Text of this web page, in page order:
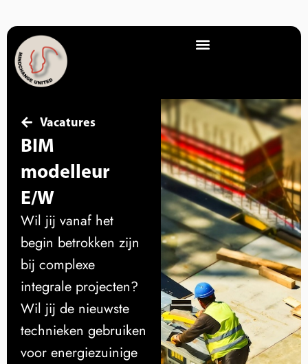
Vacatures
BIM
modelleur
E/W
Wil jij vanaf het
begin betrokken zijn
bij complexe
integrale projecten?
Wil jij de nieuwste
technieken gebruiken
voor energiezuinige